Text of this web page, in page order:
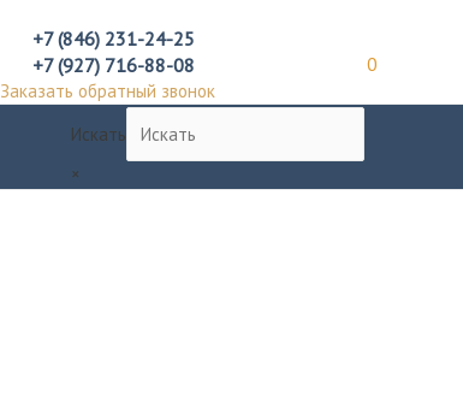
+7 (846) 231-24-25
+7 (927) 716-88-08
Заказать обратный звонок
0
Искать
×